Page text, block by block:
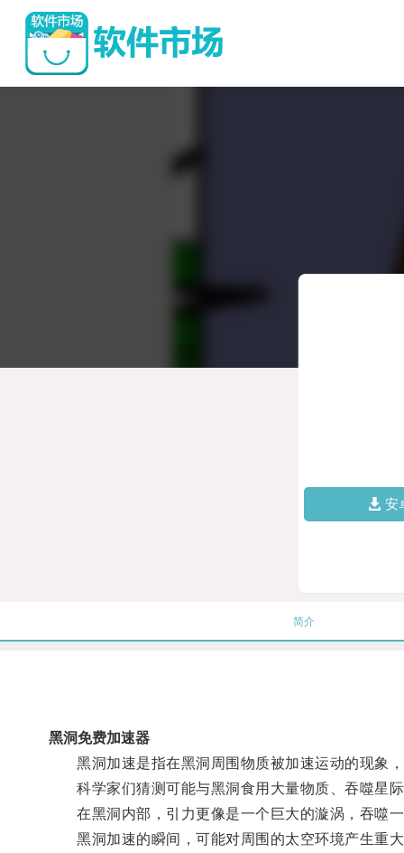
安
简介
黑洞免费加速器
黑洞加速是指在黑洞周围物质被加速运动的现象，
科学家们猜测可能与黑洞食用大量物质、吞噬星
在黑洞内部，引力更像是一个巨大的漩涡，吞噬一
黑洞加速的瞬间，可能对周围的太空环境产生重大